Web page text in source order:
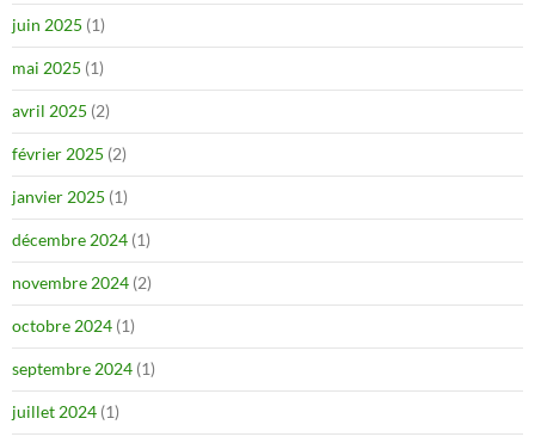
juin 2025 (1)
mai 2025 (1)
avril 2025 (2)
février 2025 (2)
janvier 2025 (1)
décembre 2024 (1)
novembre 2024 (2)
octobre 2024 (1)
septembre 2024 (1)
juillet 2024 (1)